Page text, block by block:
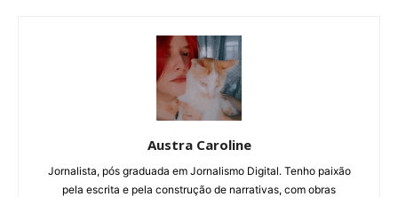
Austra Caroline
Jornalista, pós graduada em Jornalismo Digital. Tenho paixão
pela escrita e pela construção de narrativas, com obras